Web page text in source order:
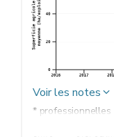
Voir les notes
*